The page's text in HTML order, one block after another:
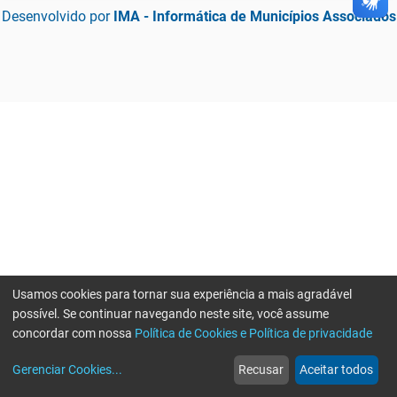
Desenvolvido por IMA - Informática de Municípios Associados
web
Notícias
more_horiz
Mais
Usamos cookies para tornar sua experiência a mais agradável
possível. Se continuar navegando neste site, você assume
concordar com nossa Política de Cookies e Política de privacidade
Gerenciar Cookies... Recusar Aceitar todos